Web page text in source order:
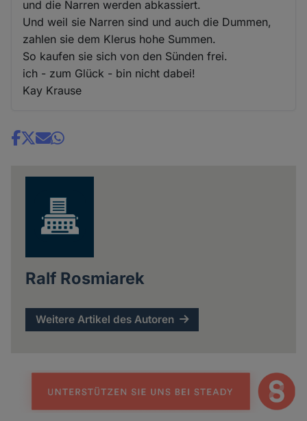
und die Narren werden abkassiert.
Und weil sie Narren sind und auch die Dummen,
zahlen sie dem Klerus hohe Summen.
So kaufen sie sich von den Sünden frei.
ich - zum Glück - bin nicht dabei!
Kay Krause
Share
Ralf Rosmiarek
Weitere Artikel des Autoren